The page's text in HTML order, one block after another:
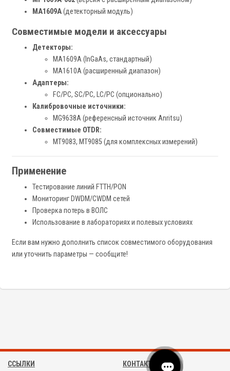
MA1609A(детекторный модуль)
Совместимые модели и аксессуары
Детекторы:
MA1609A (InGaAs, стандартный)
MA1610A (расширенный диапазон)
Адаптеры:
FC/PC, SC/PC, LC/PC (опционально)
Калибровочные источники:
MG9638A (референсный источник Anritsu)
Совместимые OTDR:
MT9083, MT9085 (для комплексных измерений)
Применение
Тестирование линий FTTH/PON
Мониторинг DWDM/CWDM сетей
Проверка потерь в ВОЛС
Использование в лабораториях и полевых условиях
Если вам нужно дополнить список совместимого оборудования
или уточнить параметры — сообщите!
ССЫЛКИ КОНТАКТЫ